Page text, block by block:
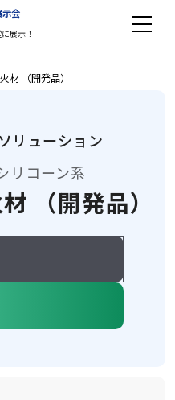
示会
展示！
材 （開発品）
リューション
リコーン系
（開発品）